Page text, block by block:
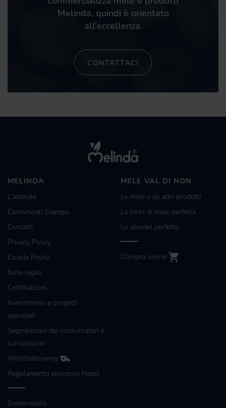
Melinda, quindi è orientato
all'eccellenza.
CONTATTACI
MELINDA
L'azienda
Comunicati Stampa
Contatti
Privacy Policy
Cookie Policy
Note legali
Certificazioni
Investimenti e progetti
agevolati
Segnalazioni dei consumatori e
sui concorsi
Whistleblowing
Regolamento concorso Hazel
Sostenibilità
MELE VAL DI NON
Le mele e gli altri prodotti
La torta di mele perfetta
Lo strudel perfetto
Compra online